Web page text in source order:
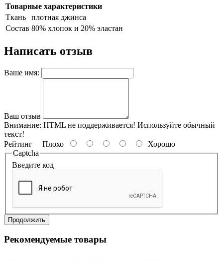
Товарные характеристики
Ткань
плотная джинса
Состав 80% хлопок и 20% эластан
Написать отзыв
Ваше имя:
Ваш отзыв
Внимание: HTML не поддерживается! Используйте обычный
текст!
Рейтинг Плохо
Хорошо
Captcha
Введите код
Продолжить
Рекомендуемые товары